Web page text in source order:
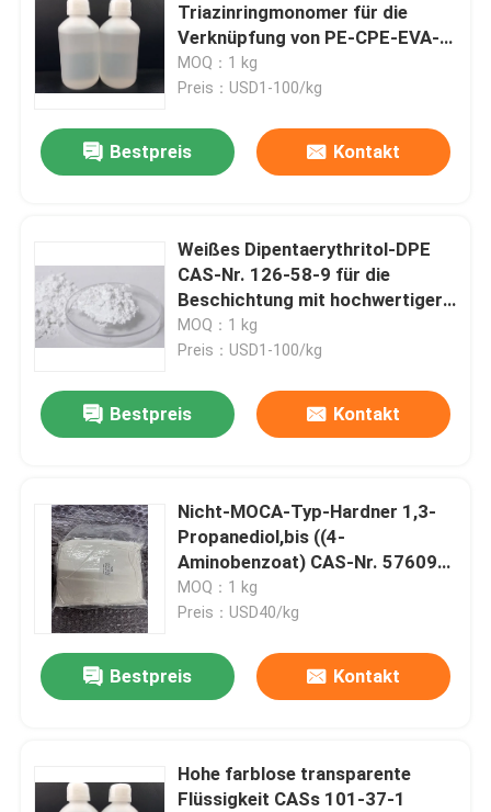
Triazinringmonomer für die
Verknüpfung von PE-CPE-EVA-
Harz und Spezialkautschuk 70%
MOQ：1 kg
Preis：USD1-100/kg
Bestpreis Kontakt
Weißes Dipentaerythritol-DPE
CAS-Nr. 126-58-9 für die
Beschichtung mit hochwertiger
Polyether-Polyester-
Polyurethan-Alkydharz und
MOQ：1 kg
Preis：USD1-100/kg
Bestpreis Kontakt
Nicht-MOCA-Typ-Hardner 1,3-
Propanediol,bis ((4-
Aminobenzoat) CAS-Nr. 57609-
64-0 FDA-zugelassen für
Polyurethan-Präpolymer und
MOQ：1 kg
Preis：USD40/kg
Bestpreis Kontakt
Hohe farblose transparente
Flüssigkeit CASs 101-37-1